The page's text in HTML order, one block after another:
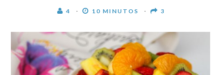
4 10 MINUTOS 3